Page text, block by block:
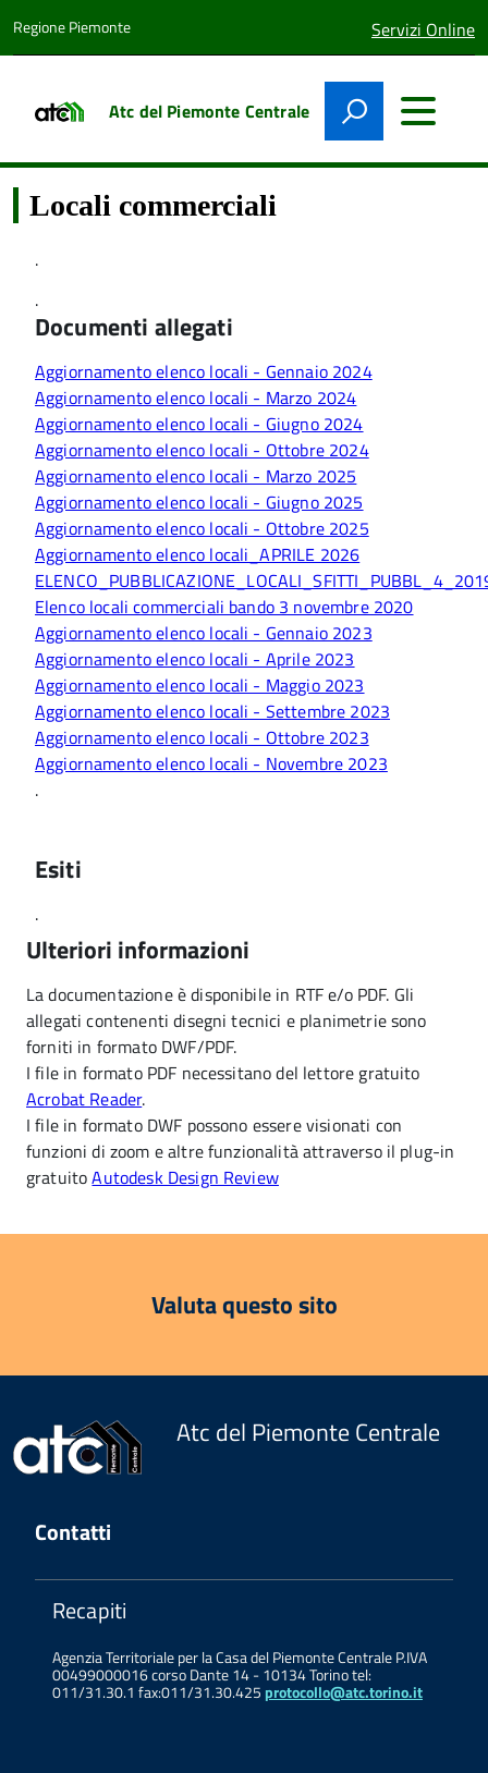
Regione Piemonte lingua
attiva:
Servizi Online
Atc del Piemonte Centrale
Locali commerciali
.
.
Documenti allegati
Aggiornamento elenco locali - Gennaio 2024
Aggiornamento elenco locali - Marzo 2024
Aggiornamento elenco locali - Giugno 2024
Aggiornamento elenco locali - Ottobre 2024
Aggiornamento elenco locali - Marzo 2025
Aggiornamento elenco locali - Giugno 2025
Aggiornamento elenco locali - Ottobre 2025
Aggiornamento elenco locali_APRILE 2026
Elenco locali commerciali bando 3 novembre 2020
Aggiornamento elenco locali - Gennaio 2023
Aggiornamento elenco locali - Aprile 2023
Aggiornamento elenco locali - Maggio 2023
Aggiornamento elenco locali - Settembre 2023
Aggiornamento elenco locali - Ottobre 2023
Aggiornamento elenco locali - Novembre 2023
.
Esiti
.
Ulteriori informazioni
La documentazione è disponibile in RTF e/o PDF. Gli
allegati contenenti disegni tecnici e planimetrie sono
forniti in formato DWF/PDF.
I file in formato PDF necessitano del lettore gratuito
Acrobat Reader.
I file in formato DWF possono essere visionati con
funzioni di zoom e altre funzionalità attraverso il plug-in
gratuitoAutodesk Design Review
Valuta questo sito
Atc del Piemonte Centrale
Contatti
Recapiti
Agenzia Territoriale per la Casa del Piemonte Centrale P.IVA
00499000016 corso Dante 14 - 10134 Torino tel:
011/31.30.1 fax:011/31.30.425 protocollo@atc.torino.it